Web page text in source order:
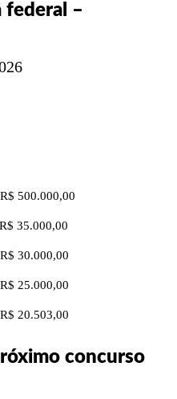
federal –
500.000,00
35.000,00
30.000,00
25.000,00
20.503,00
concurso